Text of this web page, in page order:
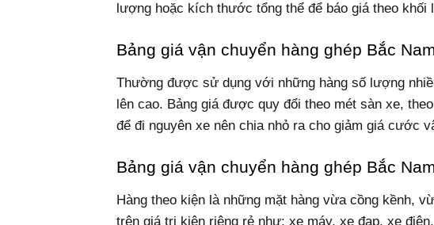
lượng hoặc kích thước tổng thể để báo giá theo khối
Bảng giá vận chuyển hàng ghép Bắc
Thường được sử dụng với những hàng số lượng
lên cao. Bảng giá được quy đổi theo mét sàn xe,
để đi nguyên xe nên chia nhỏ ra cho giảm giá cước
Bảng giá vận chuyển hàng ghép Bắc
Hàng theo kiện là những mặt hàng vừa cồng kềnh,
trên giá trị kiện riêng rẻ như: xe máy, xe đạp, xe